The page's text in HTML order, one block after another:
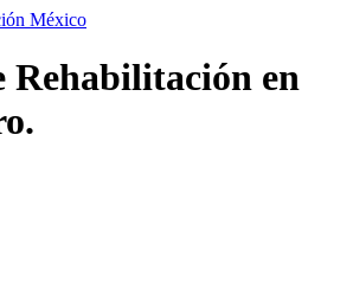
México
Rehabilitación en